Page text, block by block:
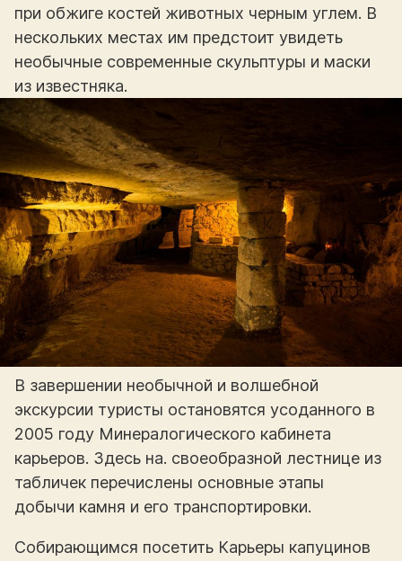
при обжиге костей животных черным углем. В
нескольких местах им предстоит увидеть
необычные современные скульптуры и маски
из известняка.
В завершении необычной и волшебной
экскурсии туристы остановятся усоданного в
2005 году Минералогического кабинета
карьеров. Здесь на. своеобразной лестнице из
табличек перечислены основные этапы
добычи камня и его транспортировки.
Собирающимся посетить Карьеры капуцинов